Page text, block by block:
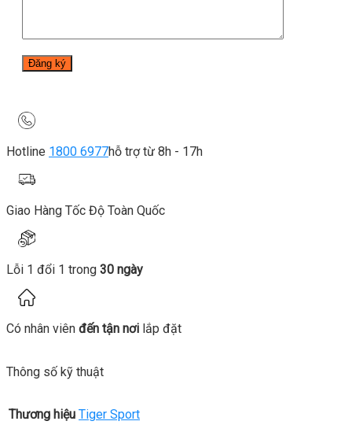
Hotline 1800 6977hỗ trợ từ 8h - 17h
Giao Hàng Tốc Độ Toàn Quốc
Lỗi 1 đổi 1 trong 30 ngày
Có nhân viên đến tận nơi lắp đặt
Thông số kỹ thuật
Thương hiệu Tiger Sport